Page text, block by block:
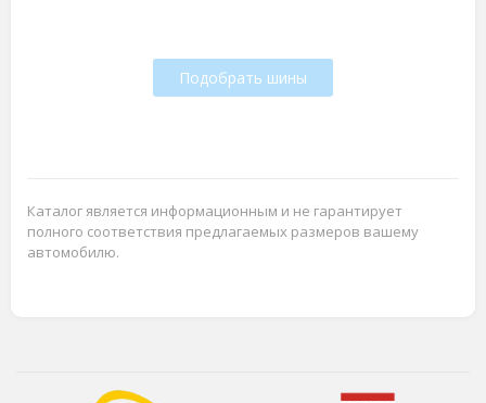
Подобрать шины
Каталог является информационным и не гарантирует
полного соответствия предлагаемых размеров вашему
автомобилю.